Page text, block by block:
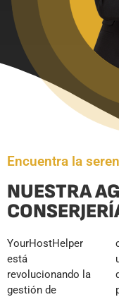
Encuentra la
NUESTRA
YourHostHelper
está
revolucionando la
gestión de
costa de Toulon y
una gestión
dinámica de
precios que se
garantizan
excelentes
reseñas y un
posicionamiento